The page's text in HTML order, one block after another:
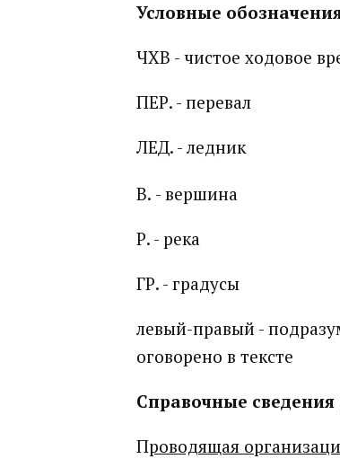
Условные
ЧХВ - чистое ходовое
ПЕР. - перевал
ЛЕД. - ледник
В. - вершина
Р. - река
ГР. - градусы
левый-правый -
оговорено в тексте
Справочные
Проводящая